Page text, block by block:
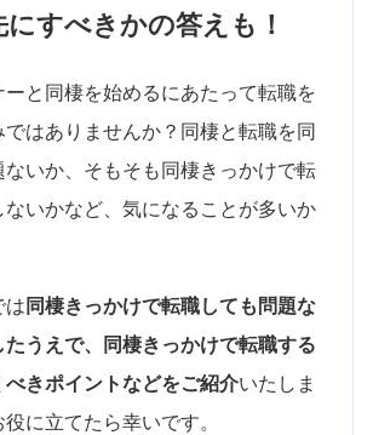
すべきかの答えも！
と同棲を始めるにあたって転職を
はありませんか？同棲と転職を同
いか、そもそも同棲きっかけで転
いかなど、気になることが多いか
は同棲きっかけで転職しても問題な
うえで、同棲きっかけで転職する
きポイントなどをご紹介いたしま
に立てたら幸いです。